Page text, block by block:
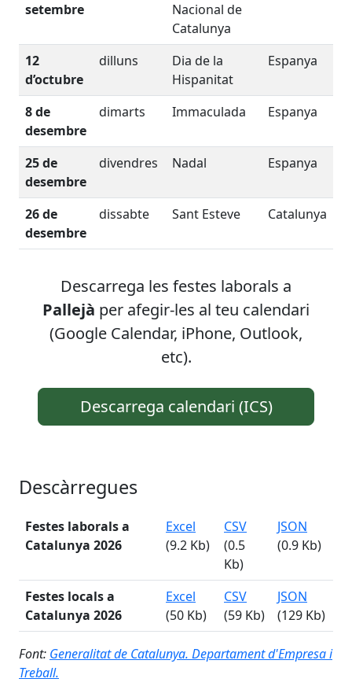
setembre
Nacional de
Catalunya
12
d’octubre
dilluns
Dia de la
Hispanitat
Espanya
8 de
desembre
dimarts Immaculada Espanya
25 de
desembre
divendres Nadal Espanya
26 de
desembre
dissabte Sant Esteve Catalunya
Descarrega les festes laborals a
Pallejà per afegir-les al teu calendari
(Google Calendar, iPhone, Outlook,
etc).
Descarrega calendari (ICS)
Descàrregues
Festes laborals a
Catalunya 2026
Excel
(9.2 Kb)
CSV
(0.5
Kb)
JSON
(0.9 Kb)
Festes locals a
Catalunya 2026
Excel
(50 Kb)
CSV
(59 Kb)
JSON
(129 Kb)
Font: Generalitat de Catalunya. Departament d'Empresa i
Treball.